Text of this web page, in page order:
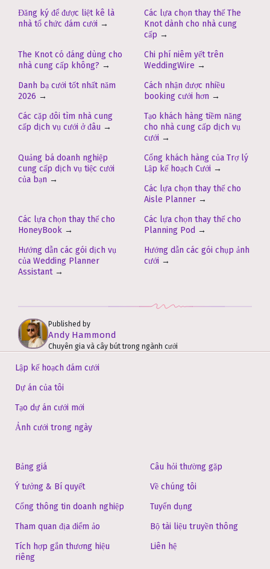
Đăng ký để được liệt kê là
nhà tổ chức đám cưới →
Các lựa chọn thay thế The
Knot dành cho nhà cung
cấp →
The Knot có đáng dùng cho
nhà cung cấp không? →
Chi phí niêm yết trên
WeddingWire →
Danh bạ cưới tốt nhất năm
2026 →
Cách nhận được nhiều
booking cưới hơn →
Các cặp đôi tìm nhà cung
cấp dịch vụ cưới ở đâu →
Tạo khách hàng tiềm năng
cho nhà cung cấp dịch vụ
cưới →
Quảng bá doanh nghiệp
cung cấp dịch vụ tiệc cưới
của bạn →
Cổng khách hàng của Trợ lý
Lập kế hoạch Cưới →
Các lựa chọn thay thế cho
Aisle Planner →
Các lựa chọn thay thế cho
HoneyBook →
Các lựa chọn thay thế cho
Planning Pod →
Hướng dẫn các gói dịch vụ
của Wedding Planner
Assistant→
Hướng dẫn các gói chụp ảnh
cưới →
Published by
Andy Hammond
Chuyên gia và cây bút trong ngành cưới
Lập kế hoạch đám cưới
Dự án của tôi
Tạo dự án cưới mới
Ảnh cưới trong ngày
Bảng giá
Ý tưởng & Bí quyết
Cổng thông tin doanh nghiệp
Tham quan địa điểm ảo
Tích hợp gắn thương hiệu
riêng
Câu hỏi thường gặp
Về chúng tôi
Tuyển dụng
Bộ tài liệu truyền thông
Liên hệ